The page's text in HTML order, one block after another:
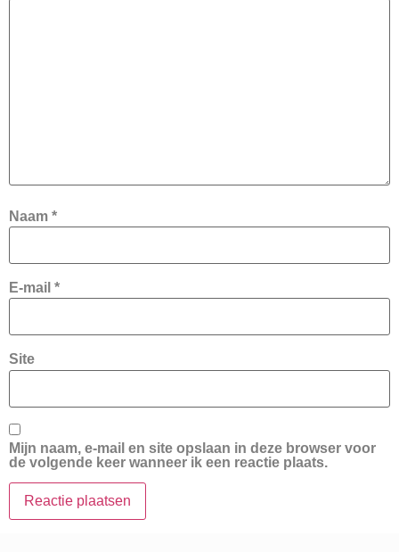
Naam *
E-mail *
Site
Mijn naam, e-mail en site opslaan in deze browser voor
de volgende keer wanneer ik een reactie plaats.